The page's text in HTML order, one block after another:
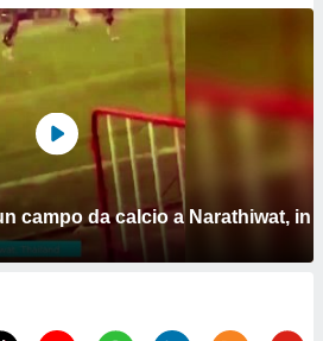
campo da calcio a Narathiwat, in